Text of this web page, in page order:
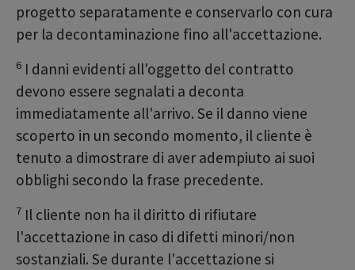
progetto separatamente e conservarlo con cura
per la decontaminazione fino all'accettazione.
6 I danni evidenti all'oggetto del contratto
devono essere segnalati a deconta
immediatamente all'arrivo. Se il danno viene
scoperto in un secondo momento, il cliente è
tenuto a dimostrare di aver adempiuto ai suoi
obblighi secondo la frase precedente.
7 Il cliente non ha il diritto di rifiutare
l'accettazione in caso di difetti minori/non
sostanziali. Se durante l'accettazione si